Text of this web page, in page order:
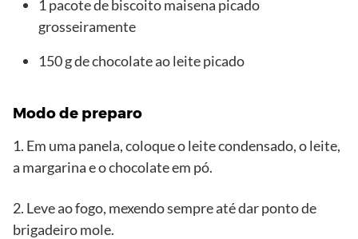
1 pacote de biscoito maisena picado
grosseiramente
150 g de chocolate ao leite picado
Modo de preparo
1. Em uma panela, coloque o leite condensado, o leite,
a margarina e o chocolate em pó.
2. Leve ao fogo, mexendo sempre até dar ponto de
brigadeiro mole.